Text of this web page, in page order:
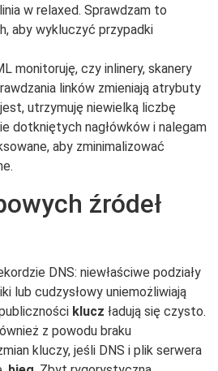
w relaxed. Sprawdzam to
aby wykluczyć przypadki
monitoruję, czy inlinery, skanery
linków zmieniają atrybuty
utrzymuję niewielką liczbę
dotkniętych nagłówków i nalegam
aby zminimalizować
źródeł
DNS: niewłaściwe podziały
lub cudzysłowy uniemożliwiają
klucz ładują się czysto.
z powodu braku
kluczy, jeśli DNS i plik serwera